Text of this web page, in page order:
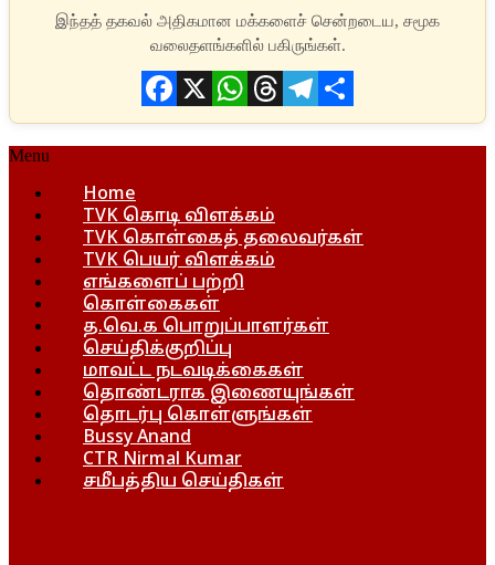
Facebook
X WhatsApp
ThreadsTelegram
Share
Menu
Home
TVK கொடி விளக்கம்
TVK கொள்கைத் தலைவர்கள்
TVK பெயர் விளக்கம்
எங்களைப் பற்றி
கொள்கைகள்
த.வெ.க பொறுப்பாளர்கள்
செய்திக்குறிப்பு
மாவட்ட நடவடிக்கைகள்
தொண்டராக இணையுங்கள்
தொடர்பு கொள்ளுங்கள்
Bussy Anand
CTR Nirmal Kumar
சமீபத்திய செய்திகள்